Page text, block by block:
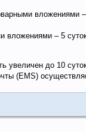
вложениями
– 5
увеличен до 10
(EMS)